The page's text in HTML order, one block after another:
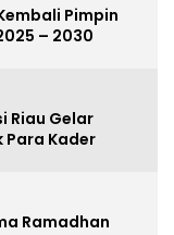
Pimpin
– 2030
Riau Gelar
Para Kader
Ramadhan